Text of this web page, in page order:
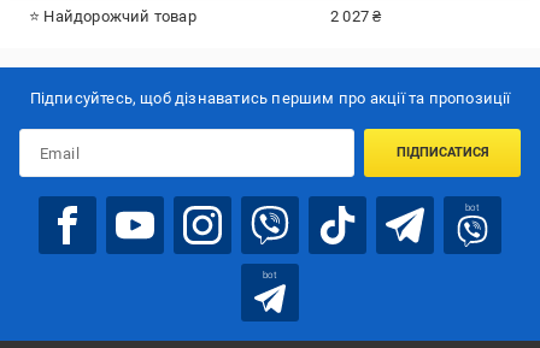
⭐ Найдорожчий товар 2 027 ₴
Підписуйтесь, щоб дізнаватись першим про акції та пропозиції
ПІДПИСАТИСЯ
bot
bot